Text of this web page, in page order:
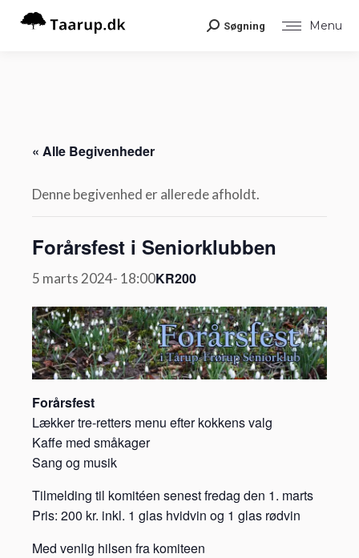
Menu
Search:
Søgning
« Alle Begivenheder
Denne begivenhed er allerede afholdt.
Forårsfest i Seniorklubben
5 marts 2024- 18:00KR200
Forårsfest
Lækker tre-retters menu efter kokkens valg
Kaffe med småkager
Sang og musik
Tilmelding til komitéen senest fredag den 1. marts
Pris: 200 kr. inkl. 1 glas hvidvin og 1 glas rødvin
Med venlig hilsen fra komiteen